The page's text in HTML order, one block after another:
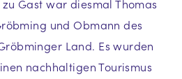
Gast war diesmal Thomas
und Obmann des
Land. Es wurden
nachhaltigen Tourismus